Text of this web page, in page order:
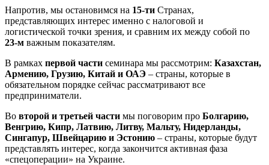
Напротив, мы остановимся на 15-ти Странах,
представляющих интерес именно с налоговой и
логистической точки зрения, и сравним их между собой по
23-м важным показателям.
В рамках первой части семинара мы рассмотрим: Казахстан,
Армению, Грузию, Китай и ОАЭ – страны, которые в
обязательном порядке сейчас рассматривают все
предприниматели.
Во второй и третьей части мы поговорим про Болгарию,
Венгрию, Кипр, Латвию, Литву, Мальту, Нидерланды,
Сингапур, Швейцарию и Эстонию – страны, которые будут
представлять интерес, когда закончится активная фаза
«спецоперации» на Украине.